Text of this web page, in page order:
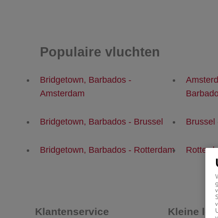
Populaire vluchten
Bridgetown, Barbados -
Amsterdam
Bridgetown, Barbados - Brussel Brussel
Bridgetown, Barbados - Rotterdam
Klantenservice Kleine